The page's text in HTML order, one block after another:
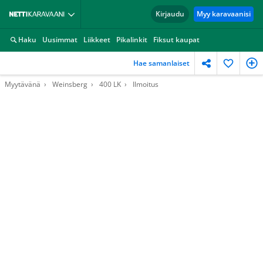
Kirjaudu Myy karavaanisi
Haku Uusimmat Liikkeet Pikalinkit Fiksut kaupat
Hae samanlaiset
Myytävänä Weinsberg 400 LK Ilmoitus